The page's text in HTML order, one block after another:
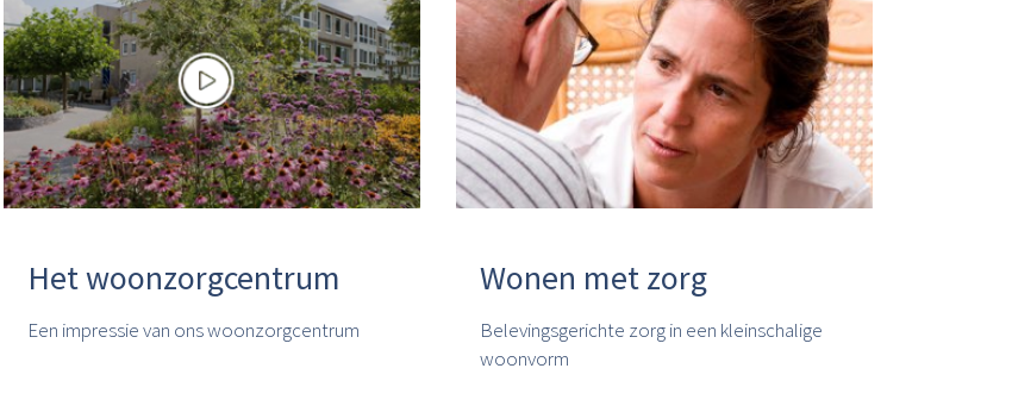
Het woonzorgcentrum
Een impressie van ons woonzorgcentrum
Wonen met zorg
Belevingsgerichte zorg in een kleinschalige
woonvorm